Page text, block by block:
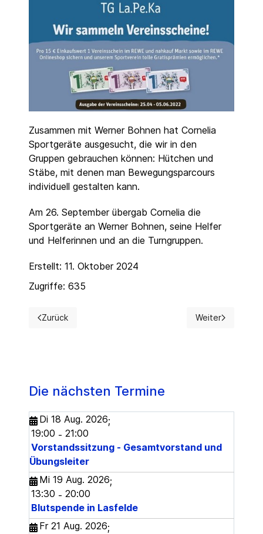
Zusammen mit Werner Bohnen hat Cornelia
Sportgeräte ausgesucht, die wir in den
Gruppen gebrauchen können: Hütchen und
Stäbe, mit denen man Bewegungsparcours
individuell gestalten kann.
Am 26. September übergab Cornelia die
Sportgeräte an Werner Bohnen, seine Helfer
und Helferinnen und an die Turngruppen.
Erstellt: 11. Oktober 2024
Zugriffe: 635
Vorheriger Beitrag: Turnerinnen der TG beim
Zurück Nächster
Weiter
Die nächsten Termine
Di 18 Aug. 2026;
19:00 - 21:00
Vorstandssitzung - Gesamtvorstand und
Übungsleiter
Mi 19 Aug. 2026;
13:30 - 20:00
Blutspende in Lasfelde
Fr 21 Aug. 2026;